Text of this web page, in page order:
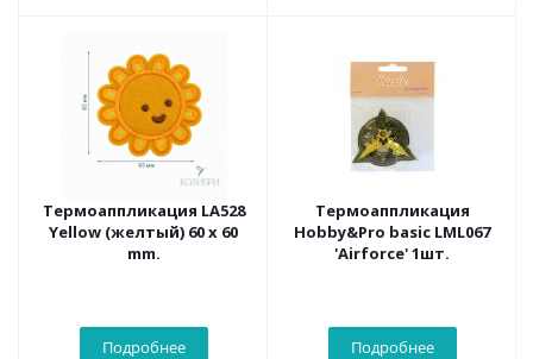
Термоаппликация LA528
Yellow (желтый) 60 х 60
mm.
Подробнее
Термоаппликация
Hobby&Pro basic LML067
'Airforce' 1шт.
Подробнее